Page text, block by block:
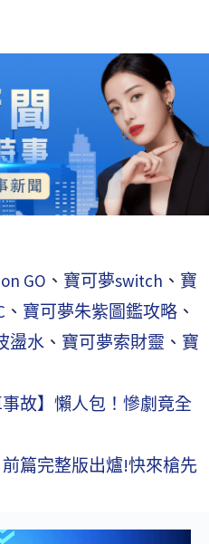
GO 、 寶可夢switch 、 寶
、 寶可夢朱紫圖鑑攻略 、
盪水 、 寶可夢索財靈 、 寶
故】懶人包！慘劇竟全
前篇完整版出爐!快來槍先